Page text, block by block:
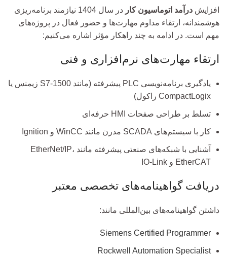
افزایش درآمد اتوماسیون کار
در سال 1404 نیازمند برنامه‌ریزی
هوشمندانه، ارتقاء مداوم مهارت‌ها و حضور فعال در پروژه‌های
مهم است. در ادامه به چند راهکار مؤثر اشاره می‌کنیم:
ارتقاء مهارت‌های نرم‌افزاری و فنی
یادگیری برنامه‌نویسی PLC پیشرفته (مانند S7-1500 زیمنس یا
CompactLogix راکول)
تسلط بر طراحی صفحات HMI حرفه‌ای
کار با سیستم‌های SCADA مدرن مانند WinCC و Ignition
آشنایی با شبکه‌های صنعتی پیشرفته مانند EtherNet/IP،
EtherCAT و IO-Link
دریافت گواهینامه‌های تخصصی معتبر
داشتن گواهینامه‌های بین‌المللی مانند:
Siemens Certified Programmer
Rockwell Automation Specialist